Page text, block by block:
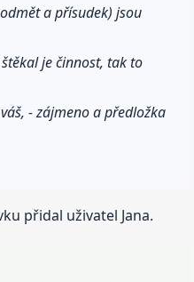
a přísudek) jsou
je činnost, tak to
- zájmeno a předložka
přidal uživatel Jana.